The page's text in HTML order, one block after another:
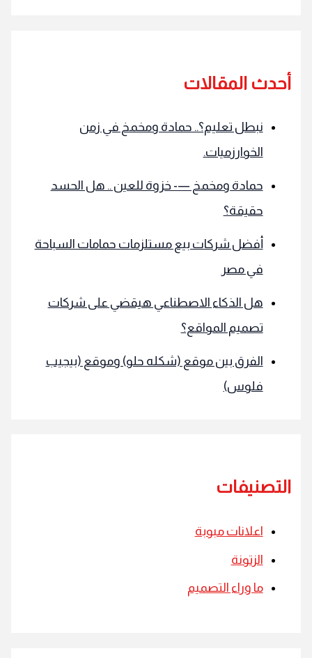
المقالات
نبطل تعليم؟.. حمادة ومخمخ في زمن
الخوارزميات.
حمادة ومخمخ —- خزوة للعين .. هل الحسد
حقيقة؟
أفضل شركات بيع مستلزمات حمامات السباحة
في مصر
هل الذكاء الاصطناعي هيقضي على شركات
تصميم المواقع؟
الفرق بين موقع (شكله حلو) وموقع (بيجيب
فلوس)
اعلانات مبوبة
الزتونة
ما وراء التصميم